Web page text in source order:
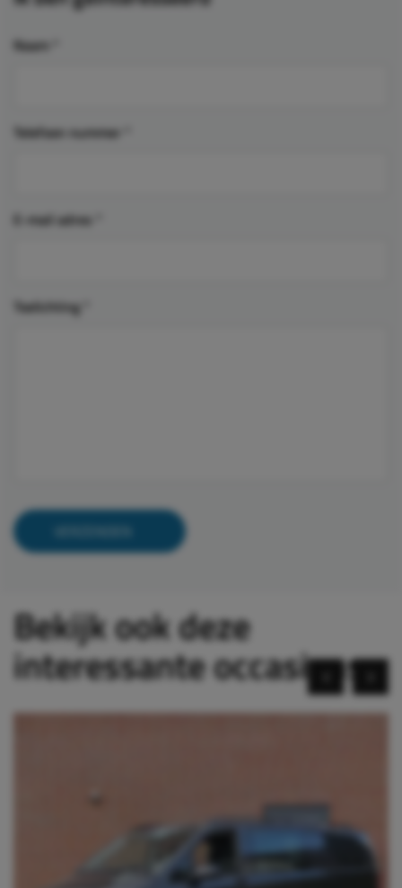
Naam
Telefoon nummer
E-mail adres
Toelichting
Bekijk ook deze
interessante occasions